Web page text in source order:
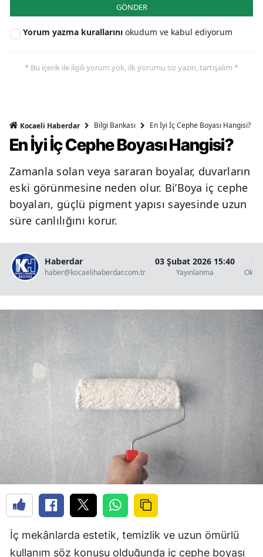
GÖNDER
Yorum yazma kurallarını okudum ve kabul ediyorum
* Bu içerik ile ilgili yorum yok, ilk yorumu siz yazın, tartışalım *
Kocaeli Haberdar Bilgi Bankası En İyi İç Cephe Boyası Hangisi?
En İyi İç Cephe Boyası Hangisi?
Zamanla solan veya sararan boyalar, duvarların
eski görünmesine neden olur. Bi’Boya iç cephe
boyaları, güçlü pigment yapısı sayesinde uzun
süre canlılığını korur.
Haberdar
haber@kocaelihaberdar.com.tr
03 Şubat 2026 15:40
Yayınlanma
2
İç mekânlarda estetik, temizlik ve uzun ömürlü
kullanım söz konusu olduğunda iç cephe boyası